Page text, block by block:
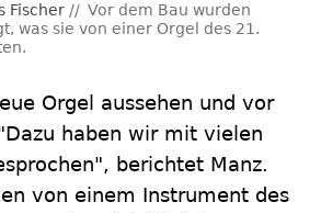
Fischer
Vor dem Bau wurden
was sie von einer Orgel des 21.
Orgel aussehen und vor
haben wir mit vielen
berichtet Manz.
von einem Instrument des